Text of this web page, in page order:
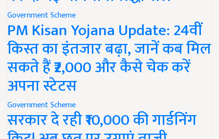
Government Scheme
PM Kisan Yojana Update: 24वीं
किस्त का इंतजार बढ़ा, जानें कब मिल
सकते हैं ₹2,000 और कैसे चेक करें
अपना स्टेटस
Government Scheme
सरकार दे रही ₹10,000 की गार्डनिंग